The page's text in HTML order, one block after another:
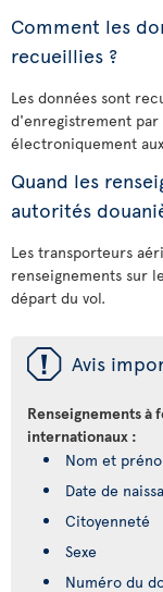
Comment les
recueillies ?
Les données sont
d'enregistrement
électroniquement
Quand les
autorités
Les transporteurs
renseignements sur
départ du vol.
ü Avis
Renseignements à
internationaux :
Nom et
Date de
Citoyenneté
Sexe
Numéro du